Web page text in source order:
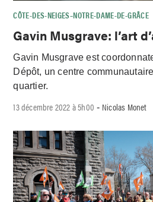
CÔTE-DES-NEIGES–NOTRE-DAME-DE-GRÂCE
Gavin Musgrave: l’art
Gavin Musgrave est
Dépôt, un centre
quartier.
13 décembre 2022 à 5h00 - Nicolas Monet